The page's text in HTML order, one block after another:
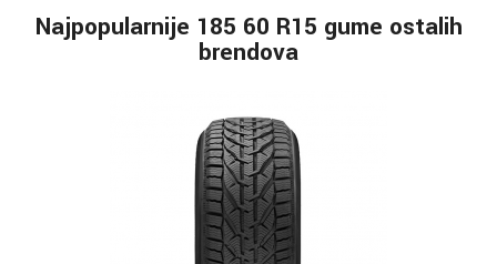
Najpopularnije 185 60 R15 gume ostalih
brendova